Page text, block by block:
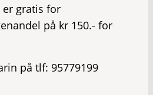
gratis for
på kr 150.- for
på tlf: 95779199